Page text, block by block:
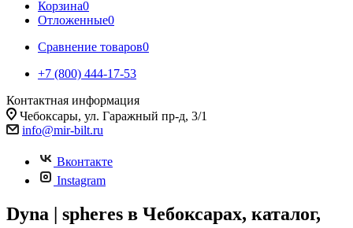
Корзина0
Отложенные0
Сравнение товаров0
+7 (800) 444-17-53
Контактная информация
Чебоксары, ул. Гаражный пр-д, 3/1
info@mir-bilt.ru
Вконтакте
Instagram
Dyna | spheres в Чебоксарах, каталог,